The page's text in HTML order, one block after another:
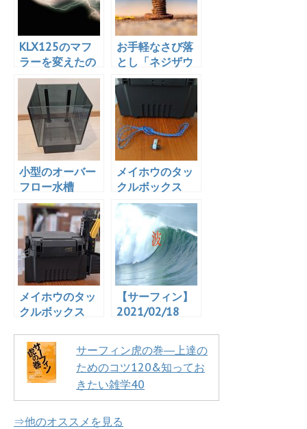
KLX125のマフ
ラーを変えたの
でスパークプラ
グをNGKイリジ
ウムに変更！
お手軽なさび落
とし「ネジザウ
ルスリキッド 錆
取り剤 泡タイ
プ」を使ってみ
た！
小型のオーバー
フロー水槽
「GEX グラステ
リア アグス ブ
ラック OF-
230」を買っ
た！
メイホウのタッ
クルボックス
「VS-7055」を
プチ改造！ツー
ル＆タオル掛け
を作成！
メイホウのタッ
クルボックス
買った！カスタ
マイズもした
ぞ！
【サーフィン】
2021/02/18
西浜の波の様子
【波情報】
サーフィン虎の巻―上達の
ためのコツ120&知ってお
きたい雑学40
⇒他のオススメを見る